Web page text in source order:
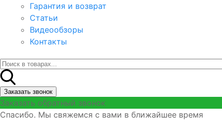
Гарантия и возврат
Статьи
Видеообзоры
Контакты
Заказать звонок
Заказать обратный звонок
Спасибо. Мы свяжемся с вами в ближайшее время